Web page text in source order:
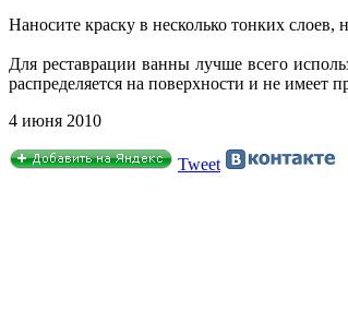
Наносите краску в несколько тонких
Для реставрации ванны лучше всего
распределяется на поверхности и не имеет
4 июня 2010
Tweet